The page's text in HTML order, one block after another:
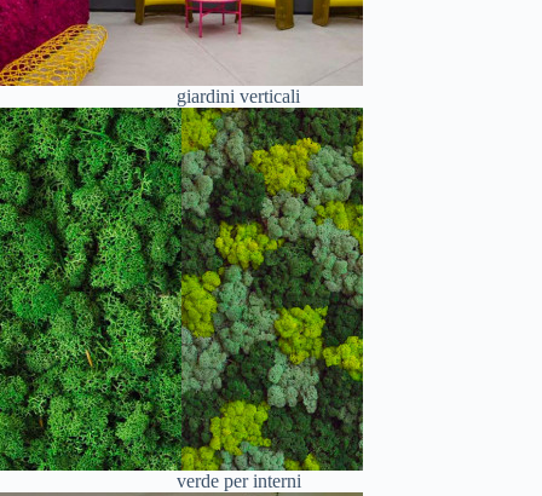
giardini verticali
verde per interni